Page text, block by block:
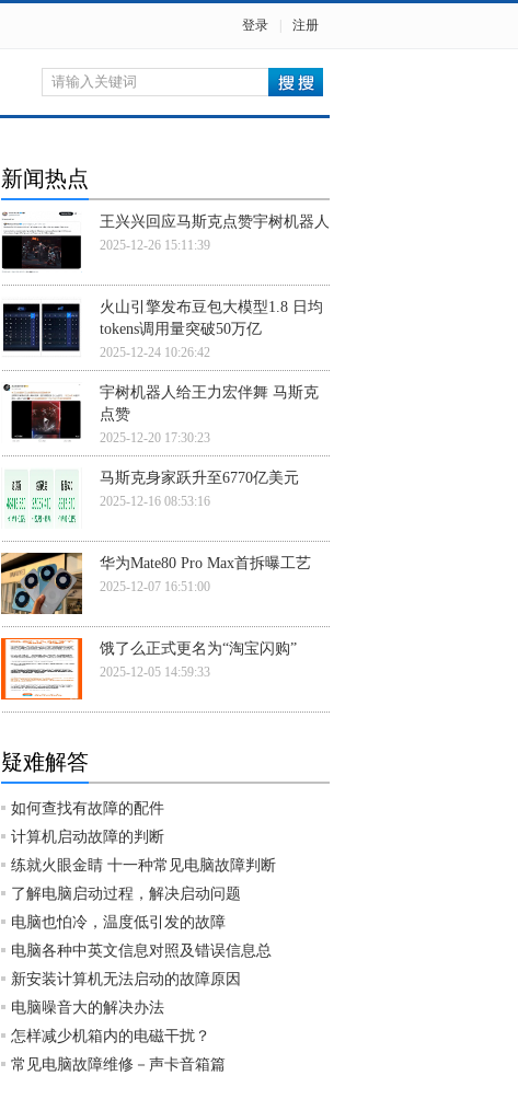
登录 注册
新闻热点
王兴兴回应马斯克点赞宇树机器人
2025-12-26 15:11:39
火山引擎发布豆包大模型1.8 日均
tokens调用量突破50万亿
2025-12-24 10:26:42
宇树机器人给王力宏伴舞 马斯克
点赞
2025-12-20 17:30:23
马斯克身家跃升至6770亿美元
2025-12-16 08:53:16
华为Mate80 Pro Max首拆曝工艺
2025-12-07 16:51:00
饿了么正式更名为“淘宝闪购”
2025-12-05 14:59:33
疑难解答
如何查找有故障的配件
计算机启动故障的判断
练就火眼金睛 十一种常见电脑故障判断
了解电脑启动过程，解决启动问题
电脑也怕冷，温度低引发的故障
电脑各种中英文信息对照及错误信息总
新安装计算机无法启动的故障原因
电脑噪音大的解决办法
怎样减少机箱内的电磁干扰？
常见电脑故障维修－声卡音箱篇